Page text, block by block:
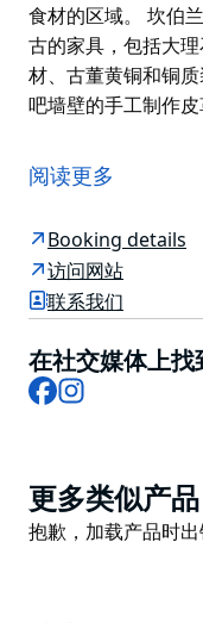
食材的区域。 坎伯
古的家具，包括大
材、古董黄铜和铜
吧墙壁的手工制作皮
箱门后面，是一家
伯兰郡
这家精致的地下酒
的冰箱门后面，供
酿啤酒和丰富的主题
酒水、受悉尼和周
供应当地采集和发现
铜质装饰，以及环
作皮革长椅。
阅读更多
Booking details
访问网站
联系我们
在社交媒体上找
Facebook
Product
List
更多类似产品
Product
抱歉，加载产品时出